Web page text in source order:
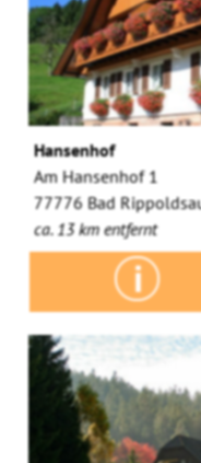
Hansenhof
Am Hansenhof 1
77776 Bad
ca. 13 km entfernt